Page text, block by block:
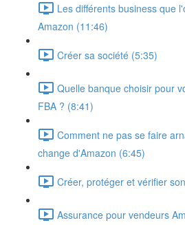
Les différents business que
Amazon (11:46)
Créer sa société (5:35)
Quelle banque choisir pour
FBA ? (8:41)
Comment ne pas se faire
change d'Amazon (6:45)
Créer, protéger et vérifier
Assurance pour vendeurs